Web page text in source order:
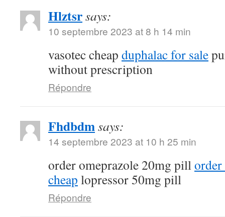
Hlztsrsays:
10 septembre 2023 at 8 h 14 min
vasotec cheap duphalac for sale
without prescription
Répondre
Fhdbdmsays:
14 septembre 2023 at 10 h 25 min
order omeprazole 20mg pill
cheap lopressor 50mg pill
Répondre